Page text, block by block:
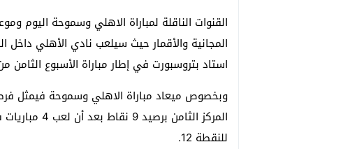
القنوات الناقلة لمباراة الاهلي وسموحة اليوم
المجانية والأقمار حيث سيلعب نادي الأهلي
استاد بتروسبورت في إطار مباراة الأسبوع الثامن من الدوري
وبخصوص ميعاد مباراة الاهلي وسموحة فيمثل
المركز
للنقطة 12.